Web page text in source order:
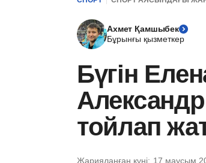
Ахмет Қамшыбек
Бұрынғы қызметкер
Бүгін
тойлап
Жарияланған күні: 17 маусым